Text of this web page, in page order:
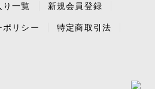
り一覧 新規会員登録
ポリシー 特定商取引法